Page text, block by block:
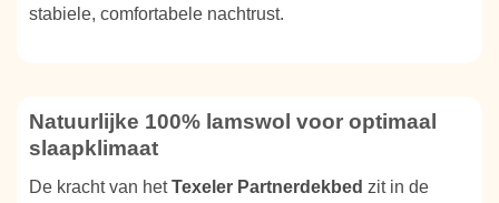
stabiele, comfortabele nachtrust.
Natuurlijke 100% lamswol voor optimaal
slaapklimaat
De kracht van hetTexeler Partnerdekbed zit in de